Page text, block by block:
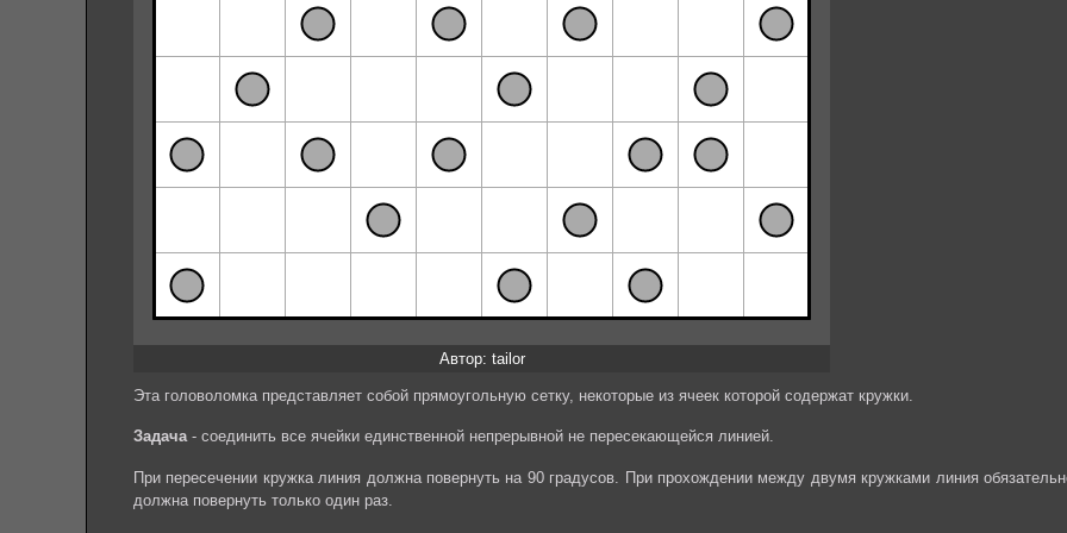
Автор: tailor
Эта головоломка представляет собой прямоугольную сетку, некоторые из ячеек которой содержат кружки.
Задача- соединить все ячейки единственной непрерывной не пересекающейся линией.
При пересечении кружка линия должна повернуть на 90 градусов. При прохождении между двумя кружками линия
должна повернуть только один раз.